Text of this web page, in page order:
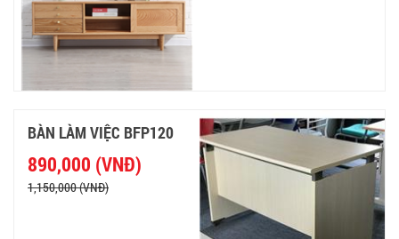
BÀN LÀM VIỆC BFP120
890,000 (VNĐ)
1,150,000 (VNĐ)